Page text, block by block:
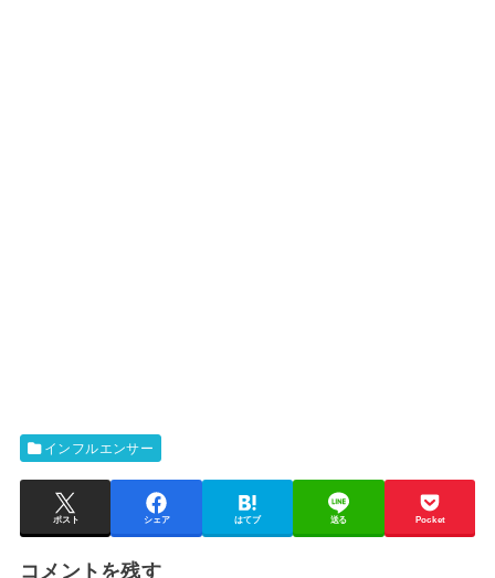
インフルエンサー
ポスト シェア はてブ 送る Pocket
コメントを残す